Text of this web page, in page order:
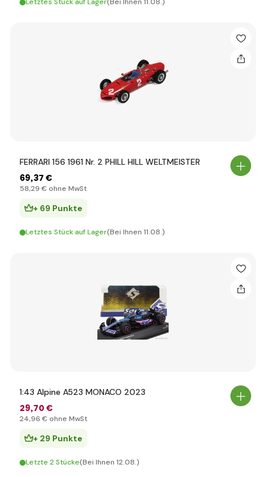
FERRARI 156 1961 Nr. 2 PHILL HILL WELTMEISTER
69,37 €
58,29 € ohne MwSt
+ 69 Punkte
Letztes Stück auf Lager(Bei Ihnen 11.08.)
1:43 Alpine A523 MONACO 2023
29,70 €
24,96 € ohne MwSt
+ 29 Punkte
Letzte 2 Stücke(Bei Ihnen 12.08.)